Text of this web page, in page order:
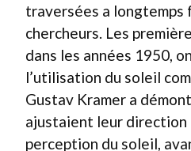
traversées a longtemps
chercheurs. Les
dans les années 1950,
l’utilisation du soleil
Gustav Kramer a
ajustaient leur
perception du soleil,